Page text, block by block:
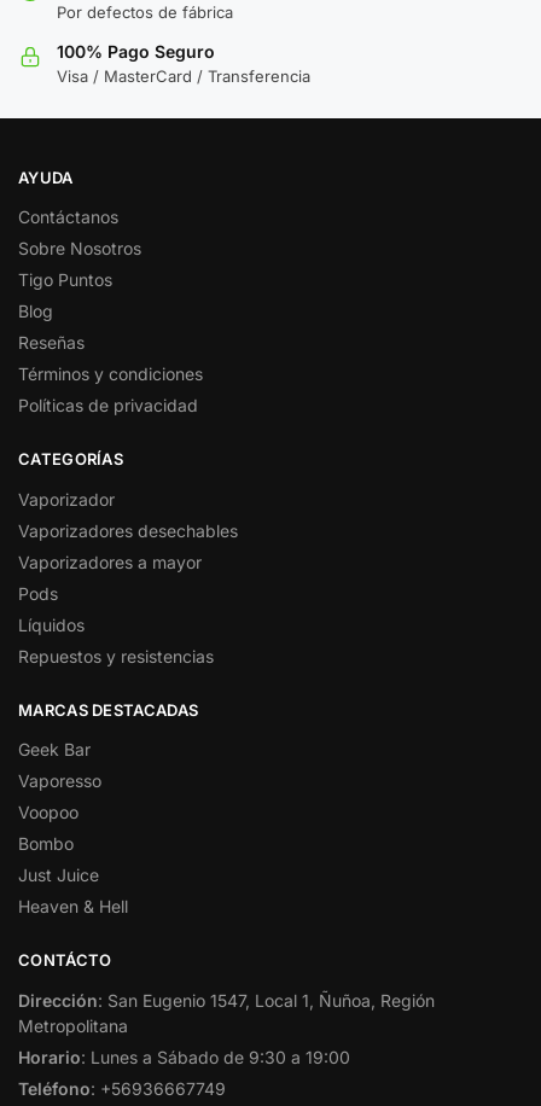
Por defectos de fábrica
100% Pago Seguro
Visa / MasterCard / Transferencia
AYUDA
Contáctanos
Sobre Nosotros
Tigo Puntos
Blog
Reseñas
Términos y condiciones
Políticas de privacidad
CATEGORÍAS
Vaporizador
Vaporizadores desechables
Vaporizadores a mayor
Pods
Líquidos
Repuestos y resistencias
MARCAS DESTACADAS
Geek Bar
Vaporesso
Voopoo
Bombo
Just Juice
Heaven & Hell
CONTÁCTO
Dirección: San Eugenio 1547, Local 1, Ñuñoa, Región
Metropolitana
Horario: Lunes a Sábado de 9:30 a 19:00
Teléfono: +56936667749